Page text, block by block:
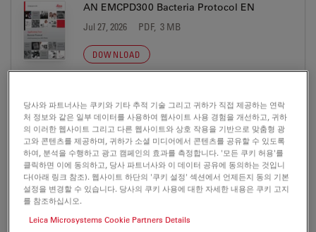
AN EMCPD300 Bacteria Protocol EN
Jul 27, 2026 PDF, 3 MB
DOWNLOAD
EN
Jul 27, 2026 PDF, 3 MB
DOWNLOAD
EMCPD300 AppBooklet MicroCT Analysis 02
15
당사와 파트너사는 쿠키와 기타 추적 기술 그리고 귀하가 직접 제공하는 연락
처 정보와 같은 일부 데이터를 사용하여 웹사이트 사용 경험을 개선하고, 귀하
의 이러한 웹사이트 그리고 다른 웹사이트와 상호 작용을 기반으로 맞춤형 광
고와 콘텐츠를 제공하며, 귀하가 소셜 미디어에서 콘텐츠를 공유할 수 있도록
하여, 분석을 수행하고 광고 캠페인의 효과를 측정합니다. '모든 쿠키 허용'를
클릭하면 이에 동의하고, 당사 파트너사와 이 데이터 공유에 동의하는 것입니
다(아래 링크 참조). 웹사이트 하단의 '쿠키 설정' 섹션에서 언제든지 동의 기본
설정을 변경할 수 있습니다. 당사의 쿠키 사용에 대한 자세한 내용은 쿠키 고지
를 참조하십시오.
Leica Microsystems Cookie Partners Details